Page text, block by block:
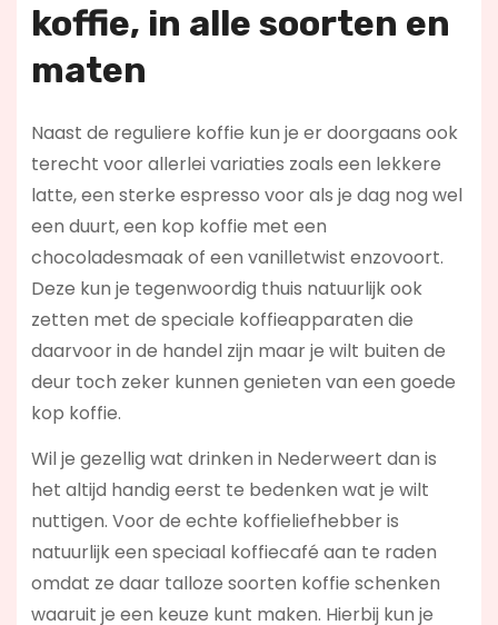
koffie, in alle soorten en
maten
Naast de reguliere koffie kun je er doorgaans ook
terecht voor allerlei variaties zoals een lekkere
latte, een sterke espresso voor als je dag nog wel
een duurt, een kop koffie met een
chocoladesmaak of een vanilletwist enzovoort.
Deze kun je tegenwoordig thuis natuurlijk ook
zetten met de speciale koffieapparaten die
daarvoor in de handel zijn maar je wilt buiten de
deur toch zeker kunnen genieten van een goede
kop koffie.
Wil je gezellig wat drinken in Nederweert dan is
het altijd handig eerst te bedenken wat je wilt
nuttigen. Voor de echte koffieliefhebber is
natuurlijk een speciaal koffiecafé aan te raden
omdat ze daar talloze soorten koffie schenken
waaruit je een keuze kunt maken. Hierbij kun je